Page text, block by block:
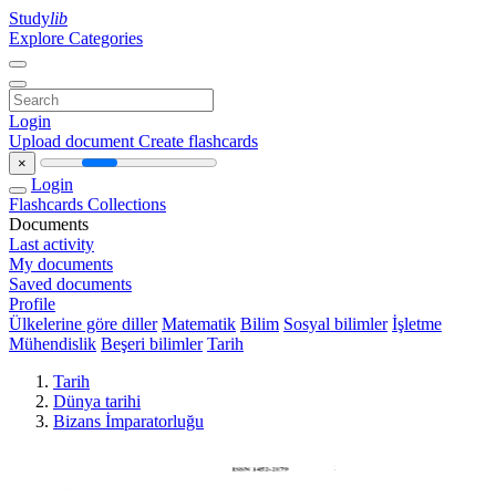
Studylib
Explore Categories
Login
Upload document Create flashcards
×
Login
Flashcards Collections
Documents
Last activity
My documents
Saved documents
Profile
Ülkelerine göre diller Matematik Bilim Sosyal bilimler İşletme
Mühendislik Beşeri bilimler Tarih
Tarih
Dünya tarihi
Bizans İmparatorluğu